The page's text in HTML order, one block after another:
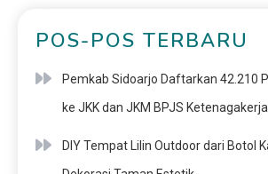
POS-POS TERBARU
Pemkab Sidoarjo Daftarkan 42.210
ke JKK dan JKM BPJS
DIY Tempat Lilin Outdoor dari Botol